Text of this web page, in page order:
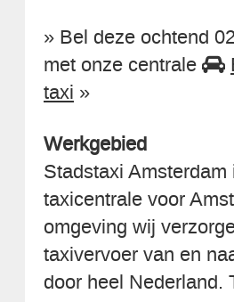
» Bel deze ochtend
met onze centrale
taxi »
Werkgebied
Stadstaxi Amsterdam
taxicentrale voor
omgeving wij
taxivervoer van en
door heel Nederland.